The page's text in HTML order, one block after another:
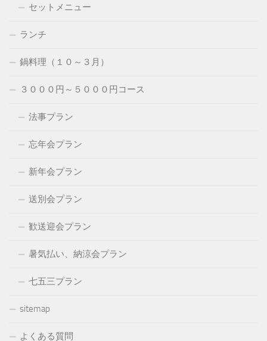
セットメニュー
ランチ
鍋料理（１０～３月）
３０００円～５０００円コース
法事プラン
忘年会プラン
新年会プラン
送別会プラン
歓送迎会プラン
暑気払い、納涼会プラン
七五三プラン
sitemap
よくある質問